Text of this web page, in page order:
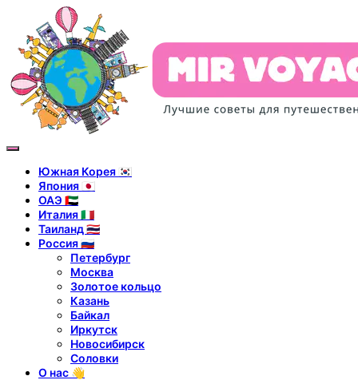
Южная Корея 🇰🇷
Япония 🇯🇵
ОАЭ 🇦🇪
Италия 🇮🇹
Таиланд 🇹🇭
Россия 🇷🇺
Петербург
Москва
Золотое кольцо
Казань
Байкал
Иркутск
Новосибирск
Соловки
О нас 👋